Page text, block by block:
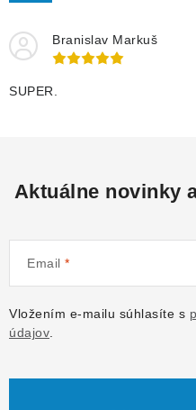
Branislav Markuš
SUPER.
Aktuálne novinky
Email
Vložením e-mailu súhlasíte s
údajov